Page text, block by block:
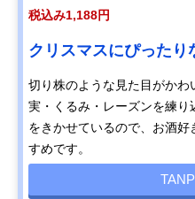
税込み1,188円
クリスマスにぴったり
切り株のような見た目がか
実・くるみ・レーズンを練
をきかせているので、お酒
すめです。